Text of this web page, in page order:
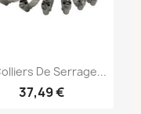
De Serrage...
37,49 €